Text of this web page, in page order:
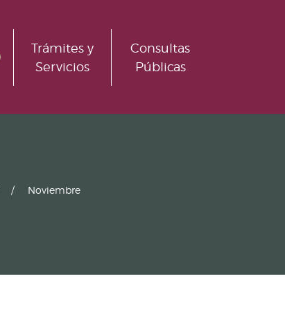
Trámites y
Servicios
Consultas
Públicas
Noviembre